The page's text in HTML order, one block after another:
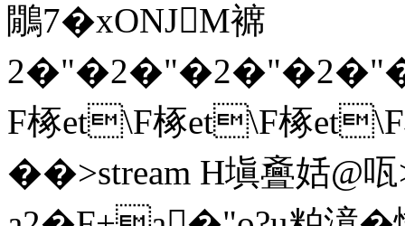
鷳7�xONJM褯
F椓et\F椓et\F椓et\F
�� >stream H塡斖姡@